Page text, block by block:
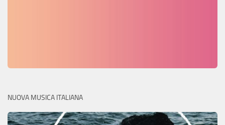
NUOVA MUSICA ITALIANA